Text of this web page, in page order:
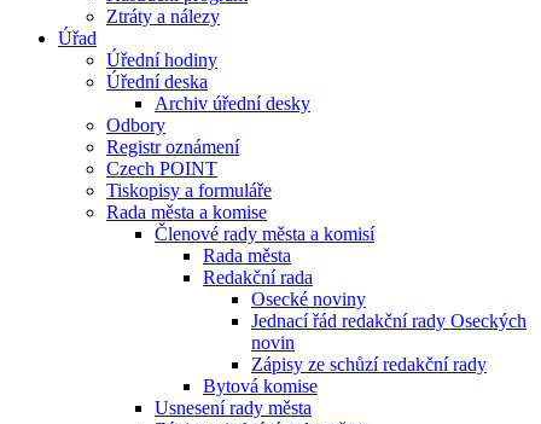
Ztráty a nálezy
Úřad
Úřední hodiny
Úřední deska
Archiv úřední desky
Odbory
Registr oznámení
Czech POINT
Tiskopisy a formuláře
Rada města a komise
Členové rady města a komisí
Rada města
Redakční rada
Osecké noviny
Jednací řád redakční rady Oseckých
novin
Zápisy ze schůzí redakční rady
Bytová komise
Usnesení rady města